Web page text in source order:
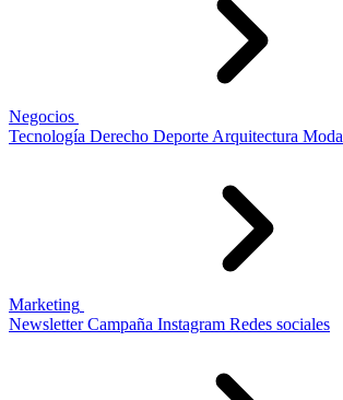
Negocios
Tecnología Derecho Deporte Arquitectura Moda
Marketing
Newsletter Campaña Instagram Redes sociales